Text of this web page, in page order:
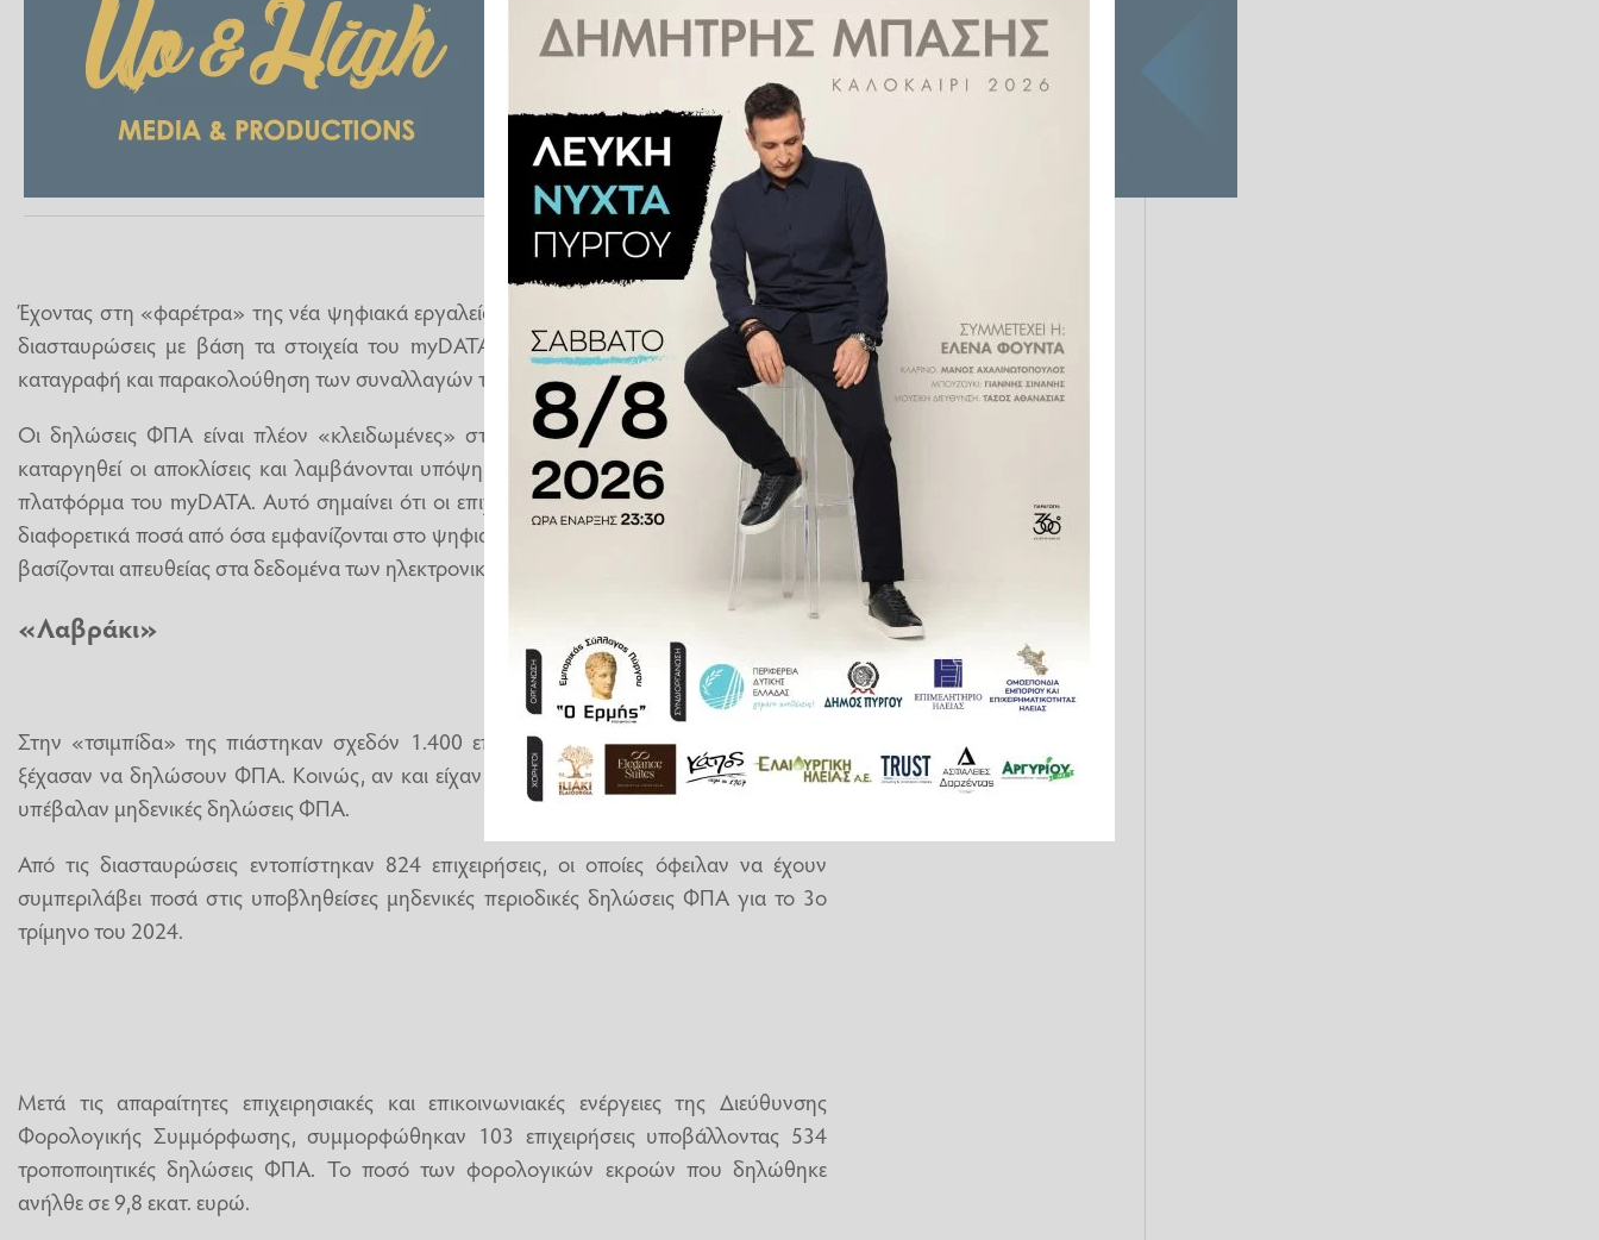
Έχοντας στη «φαρέτρα» της νέα ψηφιακά εργαλεία, η ΑΑΔΕ προχωράει σε εκτεταμένες
διασταυρώσεις με βάση τα στοιχεία του myDATA τα οποία επιτρέπουν την ψηφιακή
καταγραφή και παρακολούθηση των συναλλαγών των επιχειρήσεων.
Οι δηλώσεις ΦΠΑ είναι πλέον «κλειδωμένες» στα έσοδα και τα έξοδα καθώς έχουν
καταργηθεί οι αποκλίσεις και λαμβάνονται υπόψη μόνο τα στοιχεία που περνάνε στην
πλατφόρμα του myDATA. Αυτό σημαίνει ότι οι επιχειρήσεις δεν μπορούν να δηλώνουν
διαφορετικά ποσά από όσα εμφανίζονται στο ψηφιακό σύστημα, αφού οι δηλώσεις ΦΠΑ
βασίζονται απευθείας στα δεδομένα των ηλεκτρονικών βιβλίων.
«Λαβράκι»
Στην «τσιμπίδα» της πιάστηκαν σχεδόν 1.400 επιχειρήσεις και επαγγελματίες που…
ξέχασαν να δηλώσουν ΦΠΑ. Κοινώς, αν και είχαν κανονική οικονομική δραστηριότητα
υπέβαλαν μηδενικές δηλώσεις ΦΠΑ.
Από τις διασταυρώσεις εντοπίστηκαν 824 επιχειρήσεις, οι οποίες όφειλαν να έχουν
συμπεριλάβει ποσά στις υποβληθείσες μηδενικές περιοδικές δηλώσεις ΦΠΑ για το 3ο
τρίμηνο του 2024.
Μετά τις απαραίτητες επιχειρησιακές και επικοινωνιακές ενέργειες της Διεύθυνσης
Φορολογικής Συμμόρφωσης, συμμορφώθηκαν 103 επιχειρήσεις υποβάλλοντας 534
τροποποιητικές δηλώσεις ΦΠΑ. Το ποσό των φορολογικών εκροών που δηλώθηκε
ανήλθε σε 9,8 εκατ. ευρώ.